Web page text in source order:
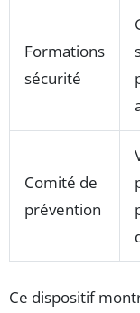
Formations
sécurité
Comité de
prévention
Ce dispositif